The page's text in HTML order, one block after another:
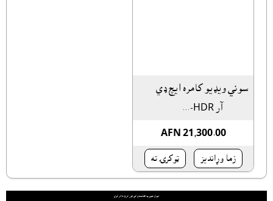
سوني ويډيو کامره ايچ ډي
آر HDR-...
AFN 21,300.00
زما وړانديز ټوکرۍ ته
لېوال هټۍ په افغانستان کې جوړ کړئ ملاتړ کوي